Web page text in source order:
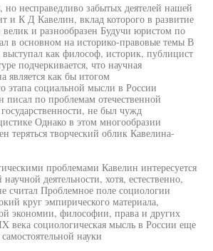
несправедливо забытых деятелей нашей
и К Д Кавелин, вклад которого в развитие
и разнообразен Будучи юристом по
в основном на историко-правовые темы В
как философ, историк, публицист
подчеркивается, что научная
является как бы итогом
этапа социальной мысли в России
по проблемам отечественной
не был чужд
Однако в этом многообразии
теряться творческий облик Кавелина-
проблемами Кавелин интересуется
деятельности, хотя, естественно,
считал Проблемное поле социологии
круг эмпирического материала,
экономии, философии, права и других
века социологическая мысль в России еще
науки